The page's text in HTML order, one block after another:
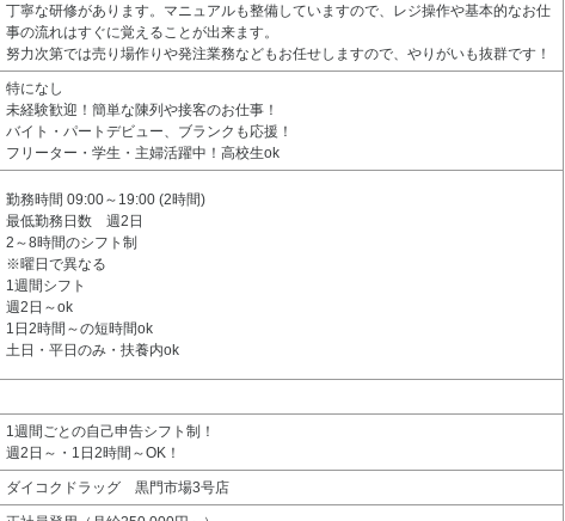
丁寧な研修があります。マニュアルも整備していますので、レジ操作や基本的なお仕
事の流れはすぐに覚えることが出来ます。
努力次第では売り場作りや発注業務などもお任せしますので、やりがいも抜群です！
特になし
未経験歓迎！簡単な陳列や接客のお仕事！
バイト・パートデビュー、ブランクも応援！
フリーター・学生・主婦活躍中！高校生ok
勤務時間 09:00～19:00 (2時間)
最低勤務日数 週2日
2～8時間のシフト制
※曜日で異なる
1週間シフト
週2日～ok
1日2時間～の短時間ok
土日・平日のみ・扶養内ok
1週間ごとの自己申告シフト制！
週2日～・1日2時間～OK！
ダイコクドラッグ 黒門市場3号店